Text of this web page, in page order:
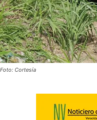
Foto: Cortesía